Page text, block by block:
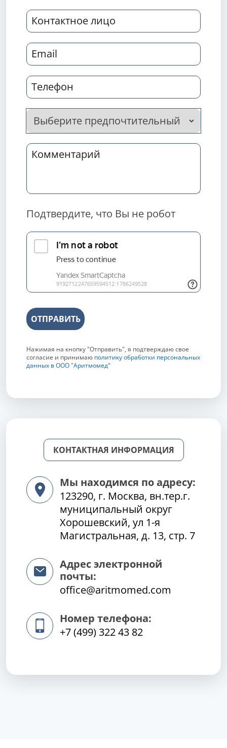
Подтвердите, что Вы не робот
ОТПРАВИТЬ
Нажимая на кнопку "Отправить", я подтверждаю свое
согласие и принимаю политику обработки персональных
данных в ООО "Аритмомед"
КОНТАКТНАЯ ИНФОРМАЦИЯ
Мы находимся по адресу:
123290, г. Москва, вн.тер.г.
муниципальный округ
Хорошевский, ул 1-я
Магистральная, д. 13, стр. 7
Адрес электронной
почты:
office@aritmomed.com
Номер телефона:
+7 (499) 322 43 82